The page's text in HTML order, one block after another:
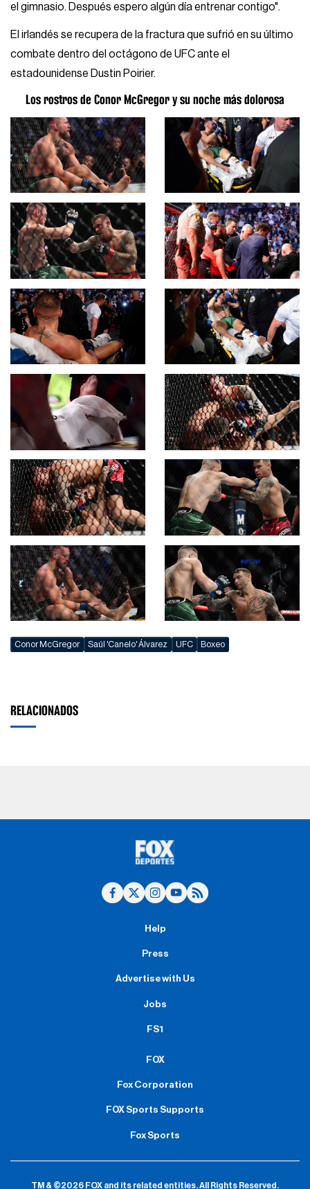
el gimnasio. Después espero algún día entrenar contigo".
El irlandés se recupera de la fractura que sufrió en su último
combate dentro del octágono de UFC ante el
estadounidense Dustin Poirier.
Los rostros de Conor McGregor y su noche más dolorosa
Conor McGregor Saúl 'Canelo' Álvarez UFC Boxeo
RELACIONADOS
Help
Press
Advertise with Us
Jobs
FS1
FOX
Fox Corporation
FOX Sports Supports
Fox Sports
TM & ©2026 FOX and its related entities.All Rights Reserved.